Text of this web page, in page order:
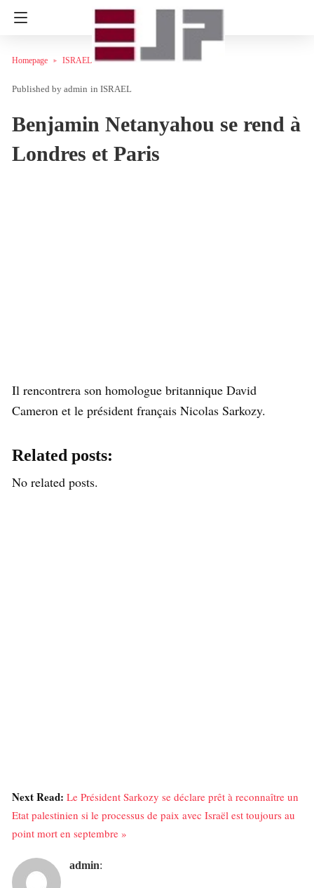
Homepage ISRAEL
admin in ISRAEL
Benjamin Netanyahou se rend à
Londres et Paris
Il rencontrera son homologue britannique David
Cameron et le président français Nicolas Sarkozy.
Related posts:
No related posts.
Next Read: Le Président Sarkozy se déclare prêt à reconnaître un
Etat palestinien si le processus de paix avec Israël est toujours au
point mort en septembre »
admin: